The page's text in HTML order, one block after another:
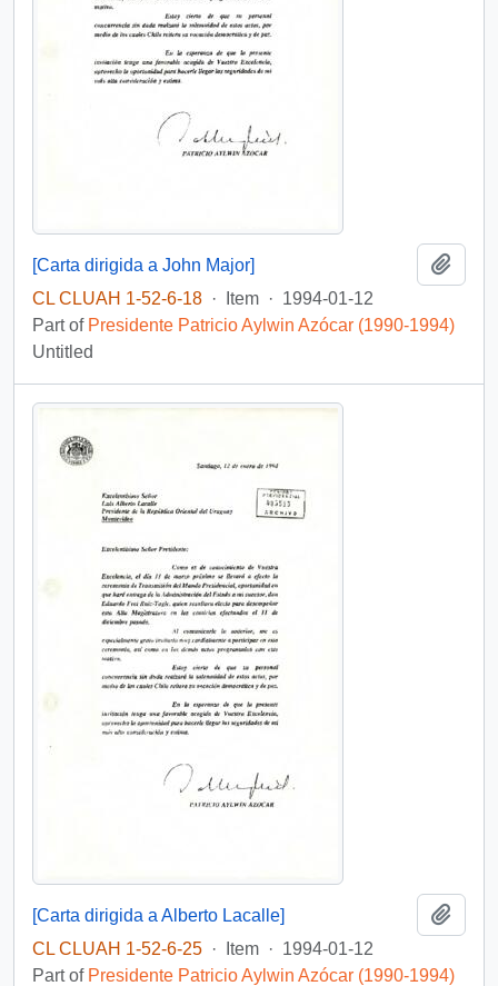
[Carta dirigida a John Major]
CL CLUAH 1-52-6-18 · Item · 1994-01-12
Part of Presidente Patricio Aylwin Azócar (1990-1994)
Untitled
[Carta dirigida a Alberto Lacalle]
CL CLUAH 1-52-6-25 · Item · 1994-01-12
Part of Presidente Patricio Aylwin Azócar (1990-1994)